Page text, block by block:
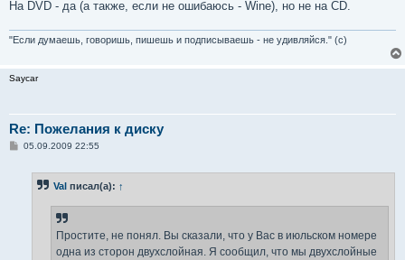
На DVD - да (а также, если не ошибаюсь - Wine), но не на CD.
"Если думаешь, говоришь, пишешь и подписываешь - не удивляйся." (с)
Saycar
Re: Пожелания к диску
С05.09.2009 22:55
Val писал(а): ↑
Простите, не понял. Вы сказали, что у Вас в июльском номере
одна из сторон двухслойная. Я сообщил, что мы двухслойные